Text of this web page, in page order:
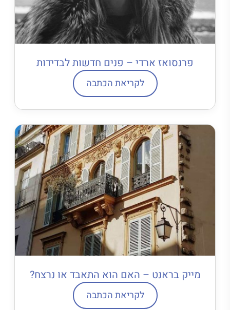
פרנסואז ארדי – פנים חדשות לבדידות
לקריאת הכתבה
מייק בראנט – האם הוא התאבד או נרצח?
לקריאת הכתבה